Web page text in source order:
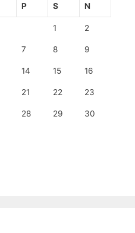
P S N
1 2
7 8 9
14 15 16
21 22 23
28 29 30